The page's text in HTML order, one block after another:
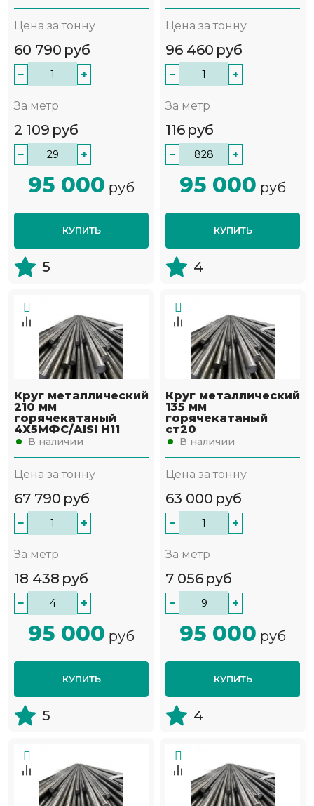
Цена за тонну
60 790 руб
− +
За метр
2 109 руб
− +
95 000 руб
КУПИТЬ
5
Цена за тонну
96 460 руб
− +
За метр
116 руб
− +
95 000 руб
КУПИТЬ
4
Круг металлический
210 мм
горячекатаный
4Х5МФС/AISI H11
В наличии
Цена за тонну
67 790 руб
− +
За метр
18 438 руб
− +
95 000 руб
КУПИТЬ
5
Круг металлический
135 мм
горячекатаный
ст20
В наличии
Цена за тонну
63 000 руб
− +
За метр
7 056 руб
− +
95 000 руб
КУПИТЬ
4